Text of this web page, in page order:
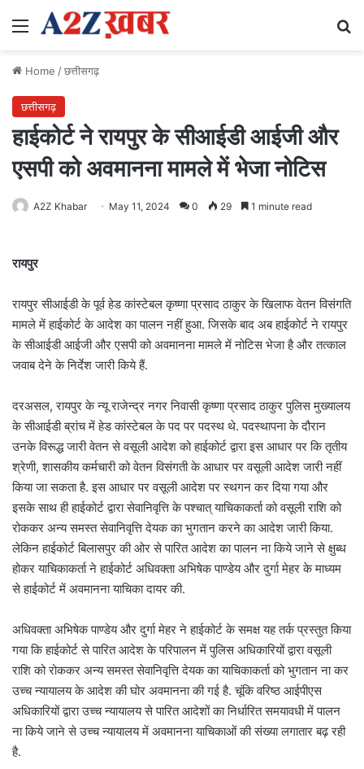
Menu
Home /छत्तीसगढ़
छत्तीसगढ़
हाईकोर्ट ने रायपुर के सीआईडी आईजी और
एसपी को अवमानना मामले में भेजा नोटिस
A2Z Khabar May 11, 2024 0 29 1 minute read
रायपुर
रायपुर सीआईडी ​​के पूर्व हेड कांस्टेबल कृष्णा प्रसाद ठाकुर के खिलाफ वेतन विसंगति
मामले में हाईकोर्ट के आदेश का पालन नहीं हुआ. जिसके बाद अब हाईकोर्ट ने रायपुर
के सीआईडी आईजी और एसपी को अवमानना मामले में नोटिस भेजा है और तत्काल
जवाब देने के निर्देश जारी किये हैं.
दरअसल, रायपुर के न्यू राजेन्द्र नगर निवासी कृष्णा प्रसाद ठाकुर पुलिस मुख्यालय
के सीआईडी ब्रांच में हेड कांस्टेबल के पद पर पदस्थ थे. पदस्थापना के दौरान
उनके विरूद्ध जारी वेतन से वसूली आदेश को हाईकोर्ट द्वारा इस आधार पर कि तृतीय
श्रेणी, शासकीय कर्मचारी को वेतन विसंगती के आधार पर वसूली आदेश जारी नहीं
किया जा सकता है. इस आधार पर वसूली आदेश पर स्थगन कर दिया गया और
इसके साथ ही हाईकोर्ट द्वारा सेवानिवृत्ति के पश्चात् याचिकाकर्ता को वसूली राशि को
रोककर अन्य समस्त सेवानिवृत्ति देयक का भुगतान करने का आदेश जारी किया.
लेकिन हाईकोर्ट बिलासपुर की ओर से पारित आदेश का पालन ना किये जाने से क्षुब्ध
होकर याचिकाकर्ता ने हाईकोर्ट अधिवक्ता अभिषेक पाण्डेय और दुर्गा मेहर के माध्यम
से हाईकोर्ट में अवमानना याचिका दायर की.
अधिवक्ता अभिषेक पाण्डेय और दुर्गा मेहर ने हाईकोर्ट के समक्ष यह तर्क प्रस्तुत किया
गया कि हाईकोर्ट से पारित आदेश के परिपालन में पुलिस अधिकारियों द्वारा वसूली
राशि को रोककर अन्य समस्त सेवानिवृत्ति देयक का याचिकाकर्ता को भुगतान ना कर
उच्च न्यायालय के आदेश की घोर अवमानना की गई है. चूंकि वरिष्ठ आईपीएस
अधिकारियों द्वारा उच्च न्यायालय से पारित आदेशों का निर्धारित समयावधी में पालन
ना किये जाने से उच्च न्यायालय में अवमानना याचिकाओं की संख्या लगातार बढ़ रही
है.